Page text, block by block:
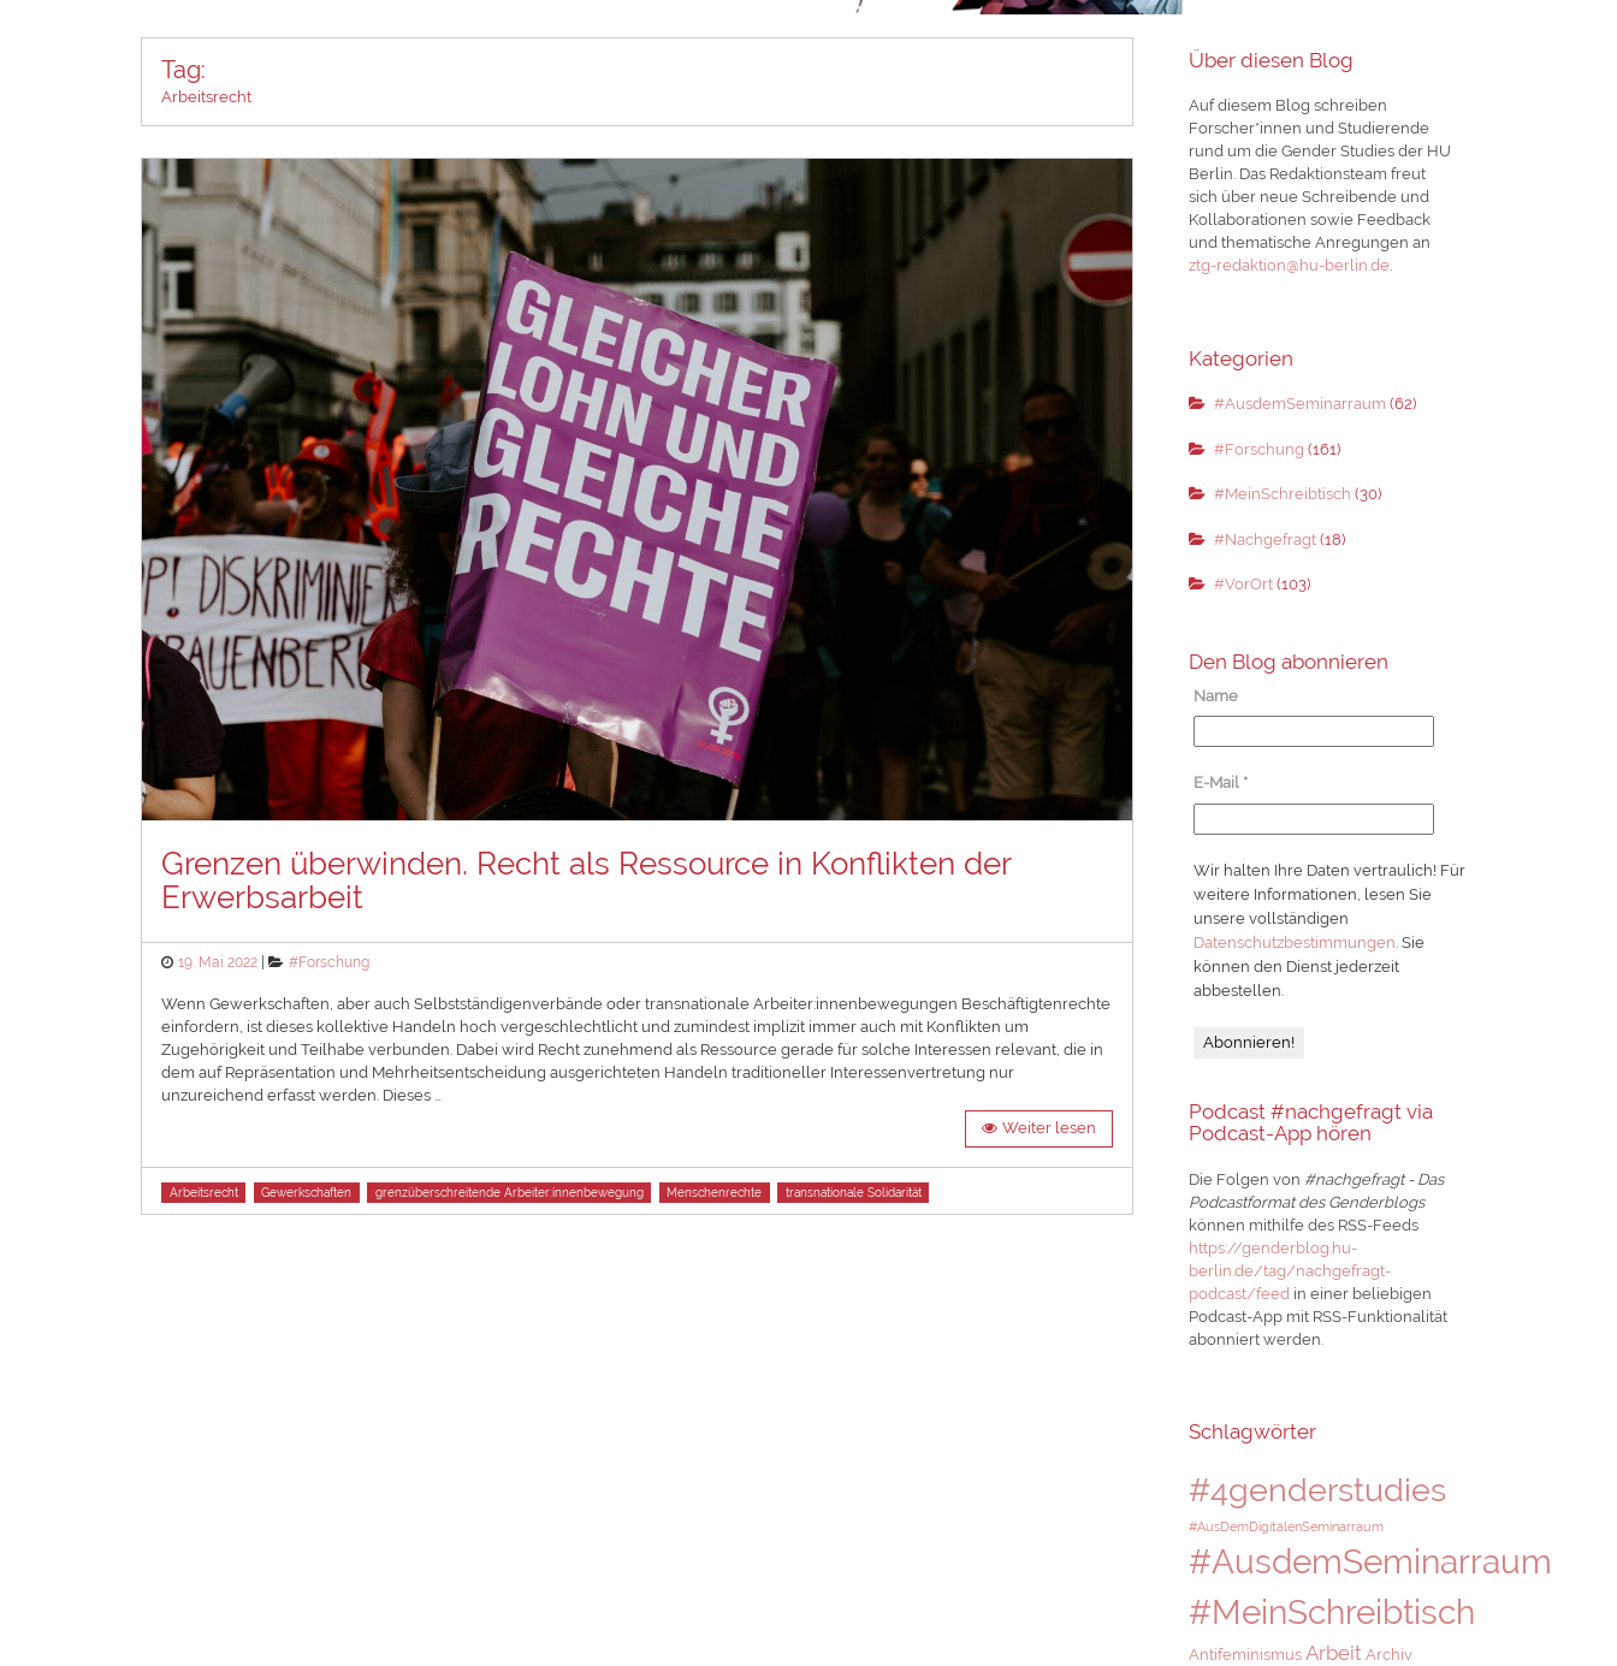
Tag:
Arbeitsrecht
Grenzen überwinden. Recht als Ressource in Konflikten der
Erwerbsarbeit
Posted
19. Mai 2022 Categories
#Forschung
Wenn Gewerkschaften, aber auch Selbstständigenverbände oder transnationale Arbeiter:innenbewegungen Beschäftigtenrechte
einfordern, ist dieses kollektive Handeln hoch vergeschlechtlicht und zumindest implizit immer auch mit Konflikten um
Zugehörigkeit und Teilhabe verbunden. Dabei wird Recht zunehmend als Ressource gerade für solche Interessen relevant, die in
dem auf Repräsentation und Mehrheitsentscheidung ausgerichteten Handeln traditioneller Interessenvertretung nur
unzureichend erfasst werden. Dieses …
Weiter lesen
Tags
Arbeitsrecht Gewerkschaften grenzüberschreitende Arbeiter:innenbewegung Menschenrechte transnationale Solidarität
Über diesen Blog
Auf diesem Blog schreiben
Forscher*innen und Studierende
rund um die Gender Studies der HU
Berlin. Das Redaktionsteam freut
sich über neue Schreibende und
Kollaborationen sowie Feedback
und thematische Anregungen an
ztg-redaktion@hu-berlin.de.
Kategorien
#AusdemSeminarraum (62)
#Forschung (161)
#MeinSchreibtisch (30)
#Nachgefragt(18)
#VorOrt(103)
Den Blog abonnieren
Name
E-Mail *
Wir halten Ihre Daten vertraulich! Für
weitere Informationen, lesen Sie
unsere vollständigen
Datenschutzbestimmungen . Sie
können den Dienst jederzeit
abbestellen.
Podcast #nachgefragt via
Podcast-App hören
Die Folgen von #nachgefragt - Das
Podcastformat des Genderblogs
können mithilfe des RSS-Feeds
https://genderblog.hu-
berlin.de/tag/nachgefragt-
podcast/feed in einer beliebigen
Podcast-App mit RSS-Funktionalität
abonniert werden.
Schlagwörter
#4genderstudies
#AusDemDigitalenSeminarraum
#AusdemSeminarraum
#MeinSchreibtisch
Antifeminismus Arbeit Archiv